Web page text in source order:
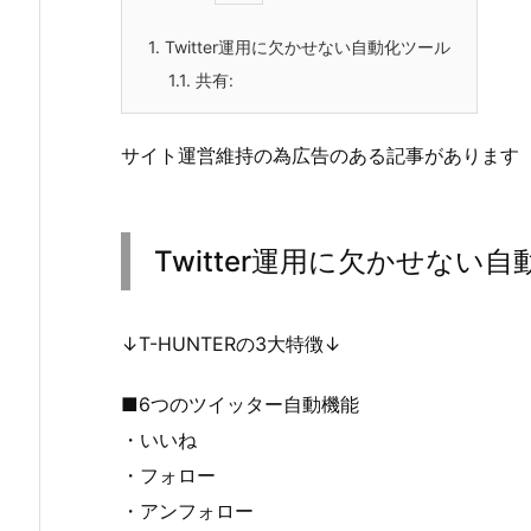
1. Twitter運用に欠かせない自動化ツール
1.1. 共有:
サイト運営維持の為広告のある記事があります
Twitter運用に欠かせない自
↓T-HUNTERの3大特徴↓
■6つのツイッター自動機能
・いいね
・フォロー
・アンフォロー